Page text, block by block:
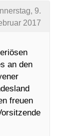
9.
2017
an den
freuen